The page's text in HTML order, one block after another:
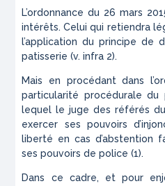
L’ordonnance du 26 mars
intérêts. Celui qui retiendra
l’application du principe de
patisserie (v. infra 2).
Mais en procédant dans
particularité procédurale du
lequel le juge des référés
exercer ses pouvoirs
liberté en cas d’abstention
ses pouvoirs de police (1).
Dans ce cadre, et pour